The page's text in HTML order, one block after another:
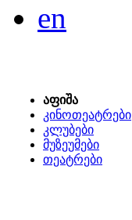
en
აფიშა
კინოთეატრები
კლუბები
მუზეუმები
თეატრები